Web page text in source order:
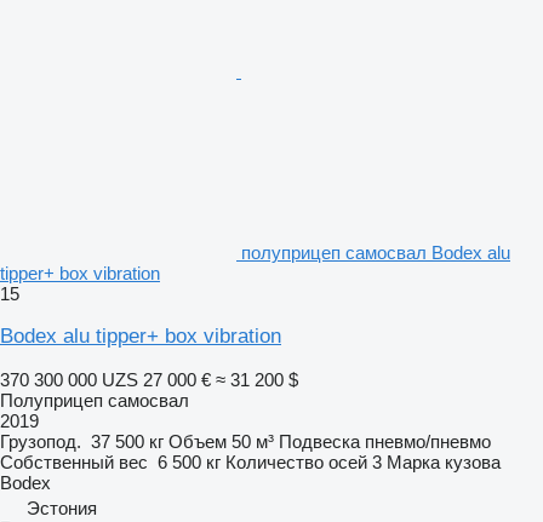
полуприцеп самосвал Bodex alu
tipper+ box vibration
15
Bodex alu tipper+ box vibration
370 300 000 UZS 27 000 € ≈ 31 200 $
Полуприцеп самосвал
2019
Грузопод. 37 500 кг Объем 50 м³ Подвеска пневмо/пневмо
Собственный вес 6 500 кг Количество осей 3 Марка кузова
Bodex
Эстония